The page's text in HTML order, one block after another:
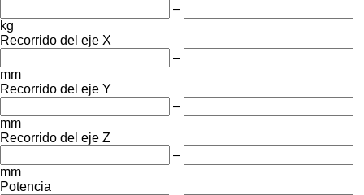
–
kg
Recorrido del eje X
–
mm
Recorrido del eje Y
–
mm
Recorrido del eje Z
–
mm
Potencia